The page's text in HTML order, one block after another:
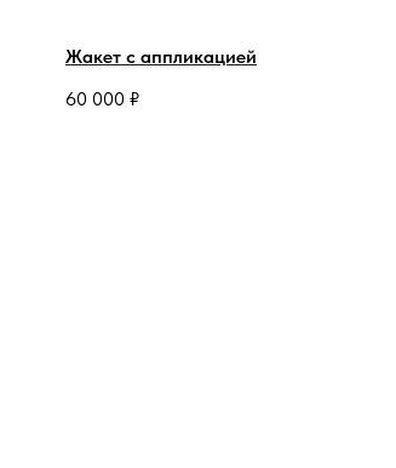
Жакет с аппликацией
60 000 ₽